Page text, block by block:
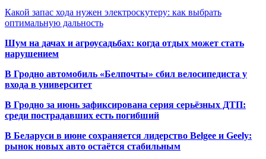
Какой запас хода нужен электроскутеру: как выбрать
оптимальную дальность
Шум на дачах и агроусадьбах: когда отдых может стать
нарушением
В Гродно автомобиль «Белпочты» сбил велосипедиста у
входа в университет
В Гродно за июнь зафиксирована серия серьёзных ДТП:
среди пострадавших есть погибший
В Беларуси в июне сохраняется лидерство Belgee и Geely:
рынок новых авто остаётся стабильным